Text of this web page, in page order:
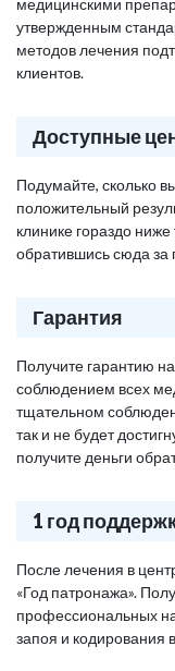
медицинскими
утвержденным
методов лечения
клиентов.
Доступные
Подумайте, сколько
положительный
клинике гораздо
обратившись сюда
Гарантия
Получите гарантию
соблюдением всех
тщательном
так и не будет
получите деньги
1 год
После лечения в
«Год патронажа».
профессиональных
запоя и кодирования